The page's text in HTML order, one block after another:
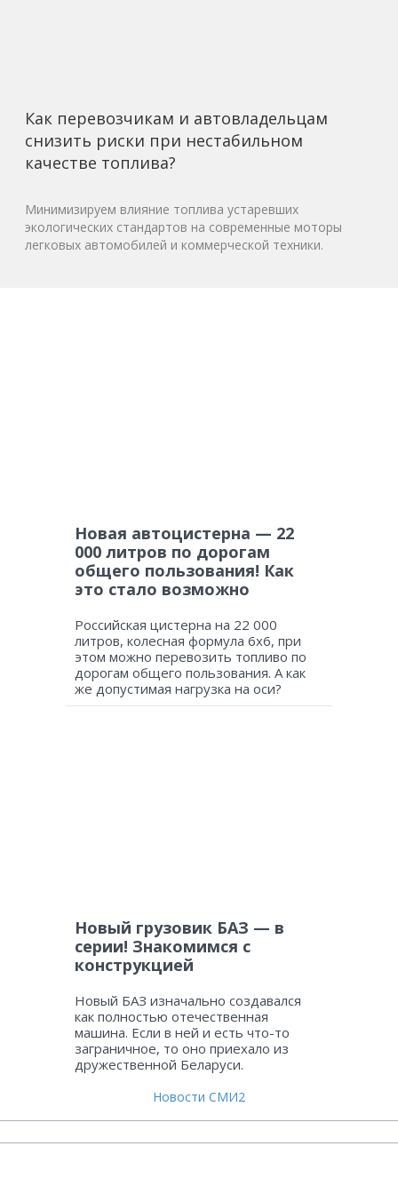
Как перевозчикам и автовладельцам
снизить риски при нестабильном
качестве топлива?
Минимизируем влияние топлива устаревших
экологических стандартов на современные моторы
легковых автомобилей и коммерческой техники.
Новая автоцистерна — 22
000 литров по дорогам
общего пользования! Как
это стало возможно
Российская цистерна на 22 000
литров, колесная формула 6х6, при
этом можно перевозить топливо по
дорогам общего пользования. А как
же допустимая нагрузка на оси?
Новый грузовик БАЗ — в
серии! Знакомимся с
конструкцией
Новый БАЗ изначально создавался
как полностью отечественная
машина. Если в ней и есть что-то
заграничное, то оно приехало из
дружественной Беларуси.
Новости СМИ2